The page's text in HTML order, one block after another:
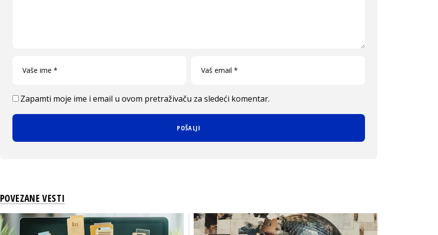
Zapamti moje ime i email u ovom pretraživaču za sledeći komentar.
POVEZANE VESTI